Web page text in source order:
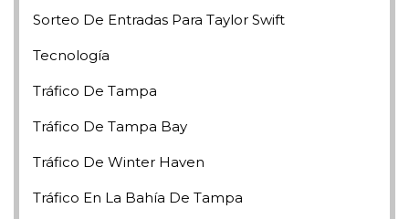
Sorteo De Entradas Para Taylor Swift
Tecnología
Tráfico De Tampa
Tráfico De Tampa Bay
Tráfico De Winter Haven
Tráfico En La Bahía De Tampa